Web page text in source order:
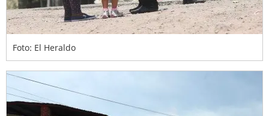
Foto: El Heraldo